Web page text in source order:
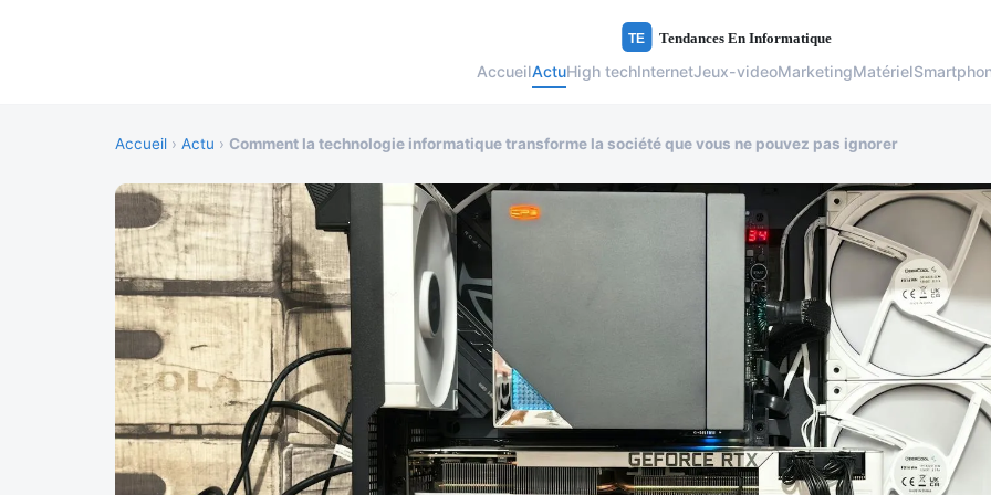
AccueilActuHigh techInternetJeux-videoMarketingMatériel
Accueil › Actu › Comment la technologie informatique transforme la société que vous ne pouvez pas ignorer